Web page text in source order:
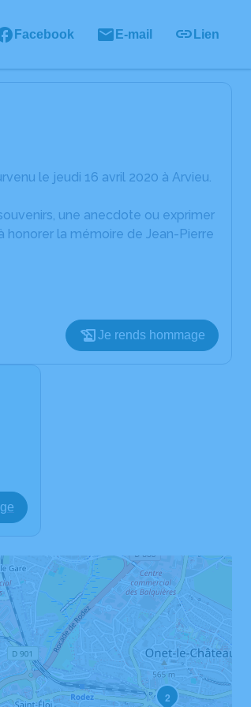
Facebook E-mail Lien
le jeudi 16 avril 2020 à Arvieu.
une anecdote ou exprimer
la mémoire de Jean-Pierre
Je rends hommage
2